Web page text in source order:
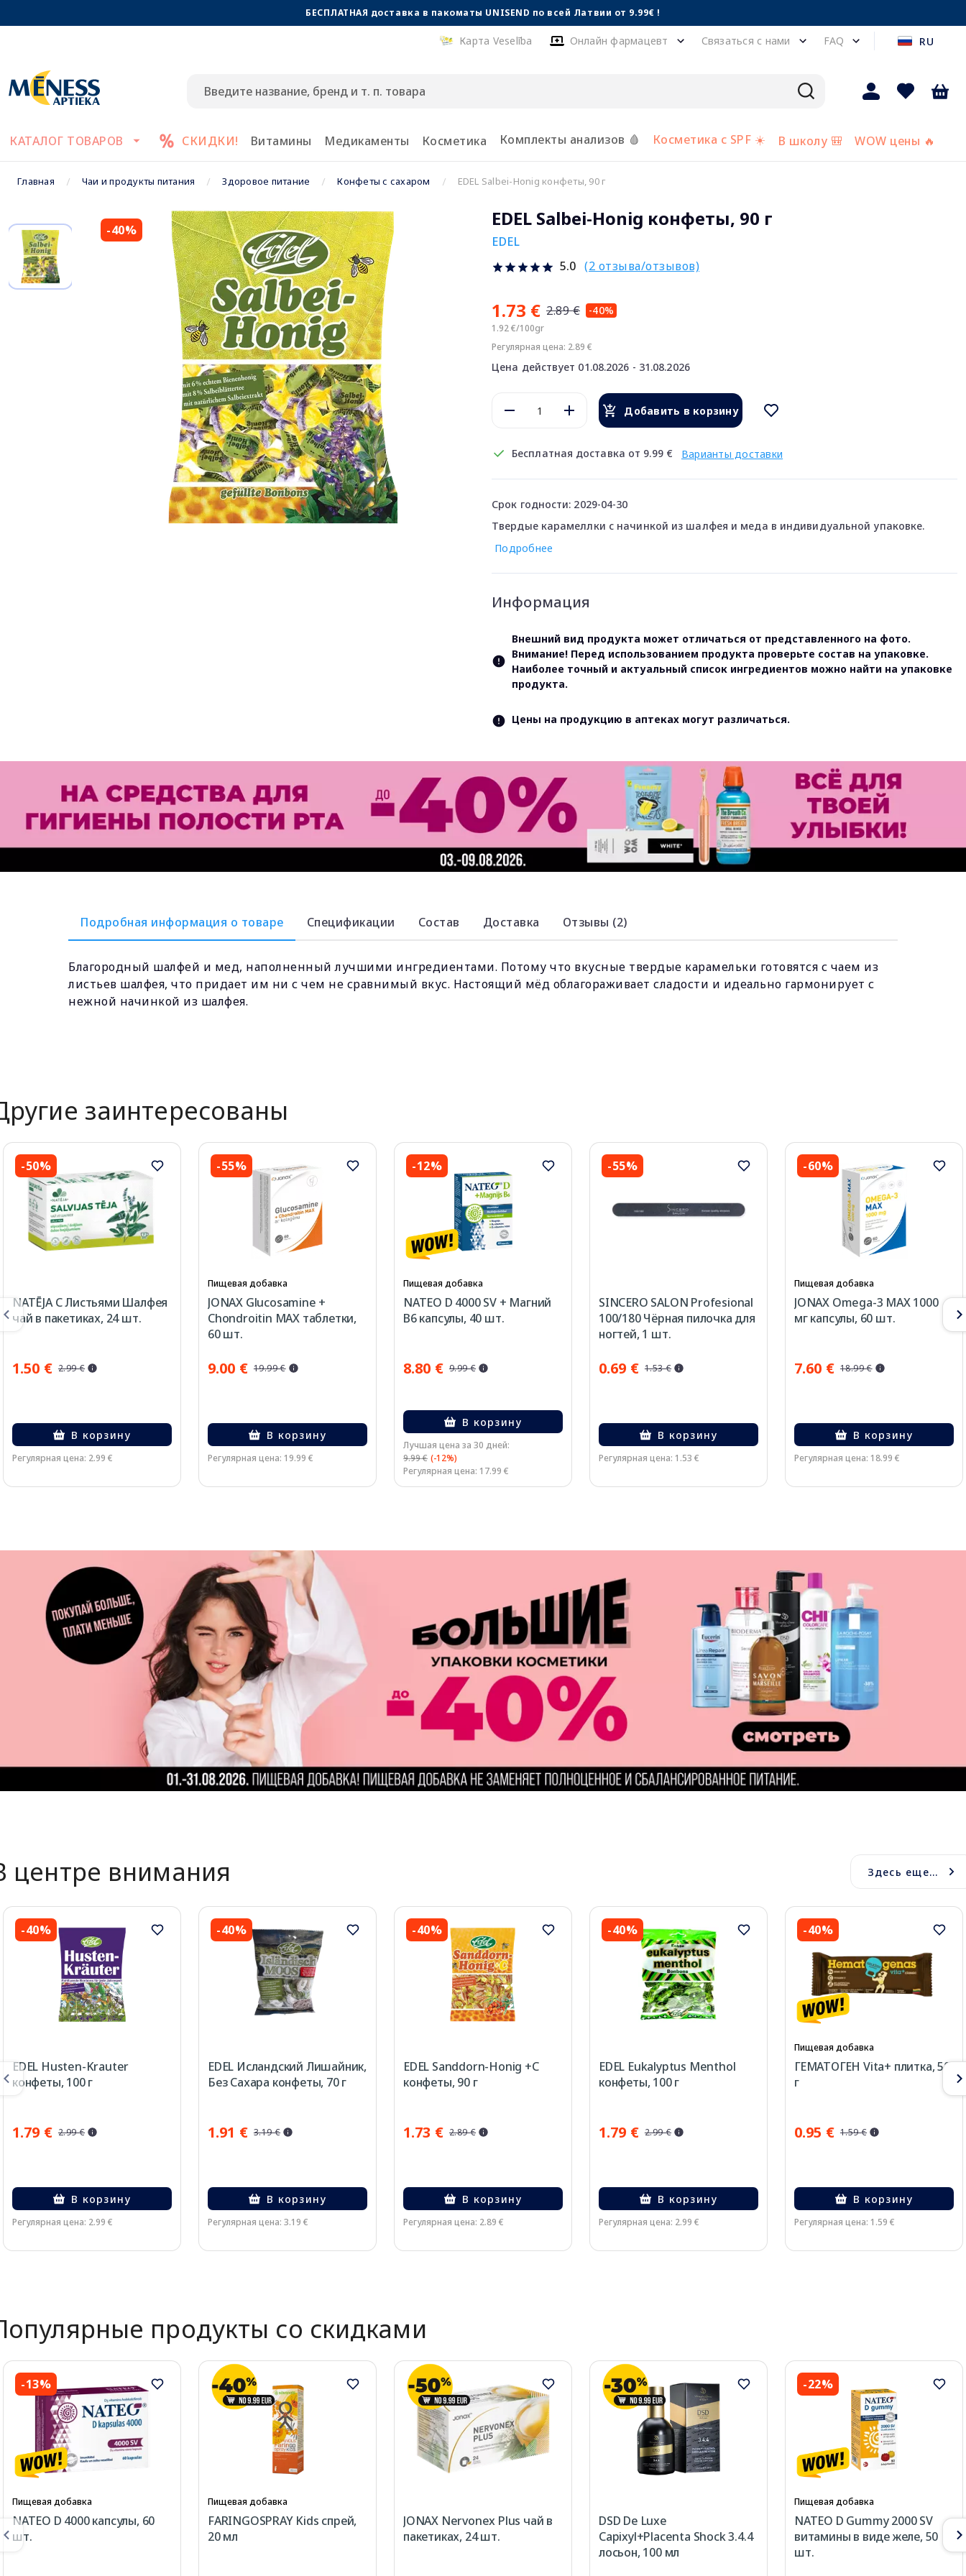
БЕСПЛАТНАЯ доставка в пакоматы UNISEND по всей Латвии от 9.99€ !
Карта Veselība Онлайн фармацевт Связаться с нами FAQ RU
КАТАЛОГ ТОВАРОВ СКИДКИ! Витамины Медикаменты Косметика Комплекты анализов 🩸 Косметика с SPF ☀️ В школу 🎒 WOW цены 🔥
Главная Чаи и продукты питания Здоровое питание Конфеты с сахаром EDEL Salbei-Honig конфеты, 90 г
-40% EDEL Salbei-Honig конфеты, 90 г
EDEL
5.0 (2 отзыва/отзывов)
1.73 € 2.89 € -40%
1.92 €/100gr
Регулярная цена: 2.89 €
Цена действует 01.08.2026 - 31.08.2026
Добавить в корзину
Бесплатная доставка от 9.99 € Варианты доставки
Срок годности: 2029-04-30
Твердые карамеллки с начинкой из шалфея и меда в индивидуальной упаковке.
Подробнее
Информация
Внешний вид продукта может отличаться от представленного на фото.
Внимание! Перед использованием продукта проверьте состав на упаковке.
Наиболее точный и актуальный список ингредиентов можно найти на упаковке
продукта.
Цены на продукцию в аптеках могут различаться.
Подробная информация о товаре Спецификации Состав Доставка Отзывы (2)
Благородный шалфей и мед, наполненный лучшими ингредиентами. Потому что вкусные твердые карамельки готовятся с чаем из
листьев шалфея, что придает им ни с чем не сравнимый вкус. Настоящий мёд облагораживает сладости и идеально гармонирует с
нежной начинкой из шалфея.
заинтересованы
-50%
NATĒJA С Листьями Шалфея
чай в пакетиках, 24 шт.
1.50 € 2.99 €
В корзину
Регулярная цена: 2.99 €
-55%
Пищевая добавка
JONAX Glucosamine +
Chondroitin MAX таблетки,
60 шт.
9.00 € 19.99 €
В корзину
Регулярная цена: 19.99 €
-12%
Пищевая добавка
NATEO D 4000 SV + Магний
B6 капсулы, 40 шт.
8.80 € 9.99 €
В корзину
Лучшая цена за 30 дней:
9.99 € (-12%)
Регулярная цена: 17.99 €
-55%
SINCERO SALON Profesional
100/180 Чёрная пилочка для
ногтей, 1 шт.
0.69 € 1.53 €
В корзину
Регулярная цена: 1.53 €
-60%
Пищевая добавка
JONAX Omega-3 MAX 1000
мг капсулы, 60 шт.
7.60 € 18.99 €
В корзину
Регулярная цена: 18.99 €
центре внимания Здесь еще...
-40%
EDEL Husten-Krauter
конфеты, 100 г
1.79 € 2.99 €
В корзину
Регулярная цена: 2.99 €
-40%
EDEL Исландский Лишайник,
Без Сахара конфеты, 70 г
1.91 € 3.19 €
В корзину
Регулярная цена: 3.19 €
-40%
EDEL Sanddorn-Honig +C
конфеты, 90 г
1.73 € 2.89 €
В корзину
Регулярная цена: 2.89 €
-40%
EDEL Eukalyptus Menthol
конфеты, 100 г
1.79 € 2.99 €
В корзину
Регулярная цена: 2.99 €
-40%
Пищевая добавка
ГЕМАТОГЕН Vita+ плитка, 50
г
0.95 € 1.59 €
В корзину
Регулярная цена: 1.59 €
продукты со скидками
-13%
Пищевая добавка
NATEO D 4000 капсулы, 60
шт.
Пищевая добавка
FARINGOSPRAY Kids спрей,
20 мл
JONAX Nervonex Plus чай в
пакетиках, 24 шт.
DSD De Luxe
Capixyl+Placenta Shock 3.4.4
лосьон, 100 мл
-22%
Пищевая добавка
NATEO D Gummy 2000 SV
витамины в виде желе, 50
шт.